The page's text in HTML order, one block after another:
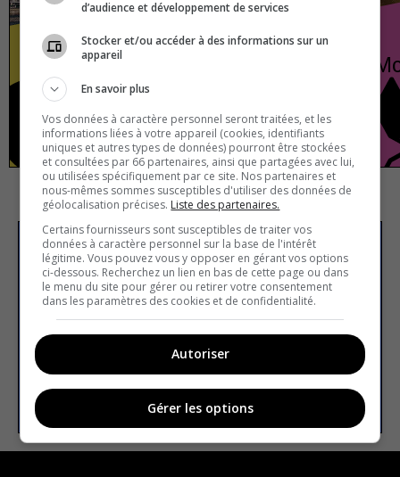
La France
France Vrai ou faux
S’inscrire à la newsletter
E-mail
S’INSCRIRE
d’audience et développement de services
Stocker et/ou accéder à des informations sur un
appareil
En savoir plus
Vos données à caractère personnel seront traitées, et les
informations liées à votre appareil (cookies, identifiants
uniques et autres types de données) pourront être stockées
et consultées par 66 partenaires, ainsi que partagées avec lui,
ou utilisées spécifiquement par ce site. Nos partenaires et
nous-mêmes sommes susceptibles d'utiliser des données de
géolocalisation précises. Liste des partenaires.
Certains fournisseurs sont susceptibles de traiter vos
données à caractère personnel sur la base de l'intérêt
légitime. Vous pouvez vous y opposer en gérant vos options
ci-dessous. Recherchez un lien en bas de cette page ou dans
le menu du site pour gérer ou retirer votre consentement
dans les paramètres des cookies et de confidentialité.
Autoriser
Gérer les options